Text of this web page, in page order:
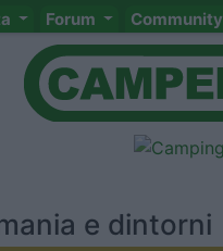
Forum Community
e dintorni